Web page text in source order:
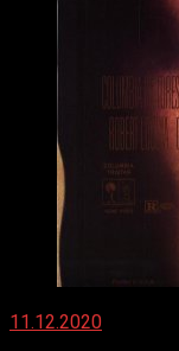
11.12.2020